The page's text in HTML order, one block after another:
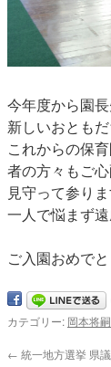
今年度から園長
新しいおとも
これからの保
者の方々もご
見守って参りま
一人で悩まず遠
ご入園おめで
カテゴリー: 岡本将
← 統一地方選挙 県